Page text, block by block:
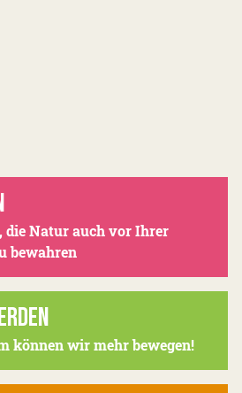
die Natur auch vor Ihrer
bewahren
können wir mehr bewegen!